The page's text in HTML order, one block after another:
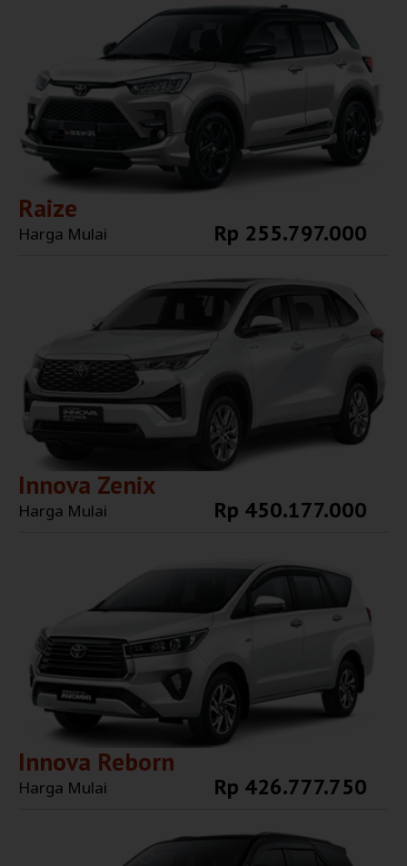
Raize
Harga Mulai Rp 255.797.000
Innova Zenix
Harga Mulai Rp 450.177.000
Innova Reborn
Harga Mulai Rp 426.777.750